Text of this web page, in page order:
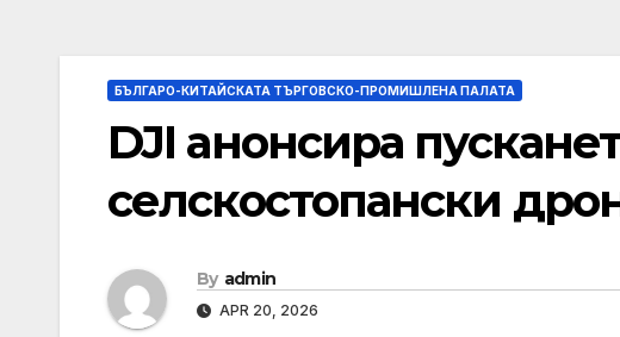
БЪЛГАРО-КИТАЙСКАТА ТЪРГОВСКО-ПРОМИШЛЕНА ПАЛАТА
DJI анонсира
селскостопански
By admin
APR 20, 2026